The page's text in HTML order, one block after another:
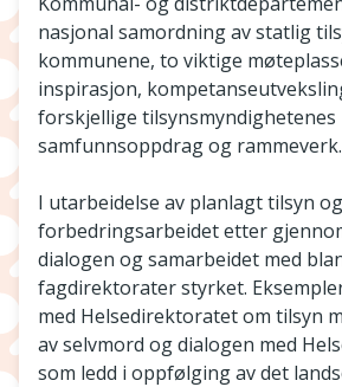
nasjonal samordning av statlig
kommunene, to viktige
inspirasjon,
forskjellige tilsynsmyndighetenes
samfunnsoppdrag og rammeverk.
I utarbeidelse av planlagt tilsyn
forbedringsarbeidet etter
dialogen og samarbeidet med
fagdirektorater styrket.
med Helsedirektoratet om tilsyn
av selvmord og dialogen med
som ledd i oppfølging av det